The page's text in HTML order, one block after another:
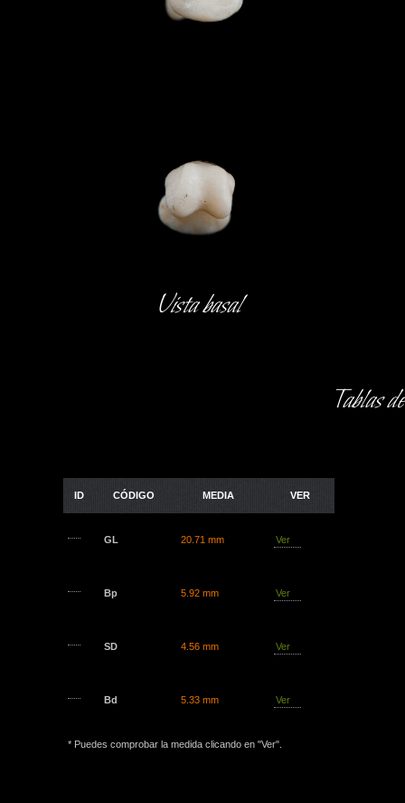
Vista basal
Tablas
ID CÓDIGO MEDIA VER
* Puedes comprobar la medida clicando en "Ver".
GL 20.71 mm Ver
Bp 5.92 mm Ver
SD 4.56 mm Ver
Bd 5.33 mm Ver